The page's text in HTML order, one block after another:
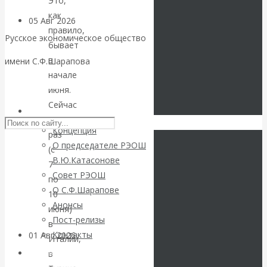
Русское экономическое общество
имени С.Ф.Шарапова
РЭОШ
Концепция
О председателе РЭОШ
В.Ю.Катасонове
Совет РЭОШ
О С.Ф.Шарапове
Анонсы
Пост-релизы
Контакты
Библиотека
05 Авг 2026
Валентин
Катасонов. Еще
раз на тему
блокировки
банковских
счетов
01 Авг 2026Геополитика
как
правило,
бывает
в
начале
июня.
Сейчас
как
раз
(с
7
по
10
июня)
в
Италии,
в